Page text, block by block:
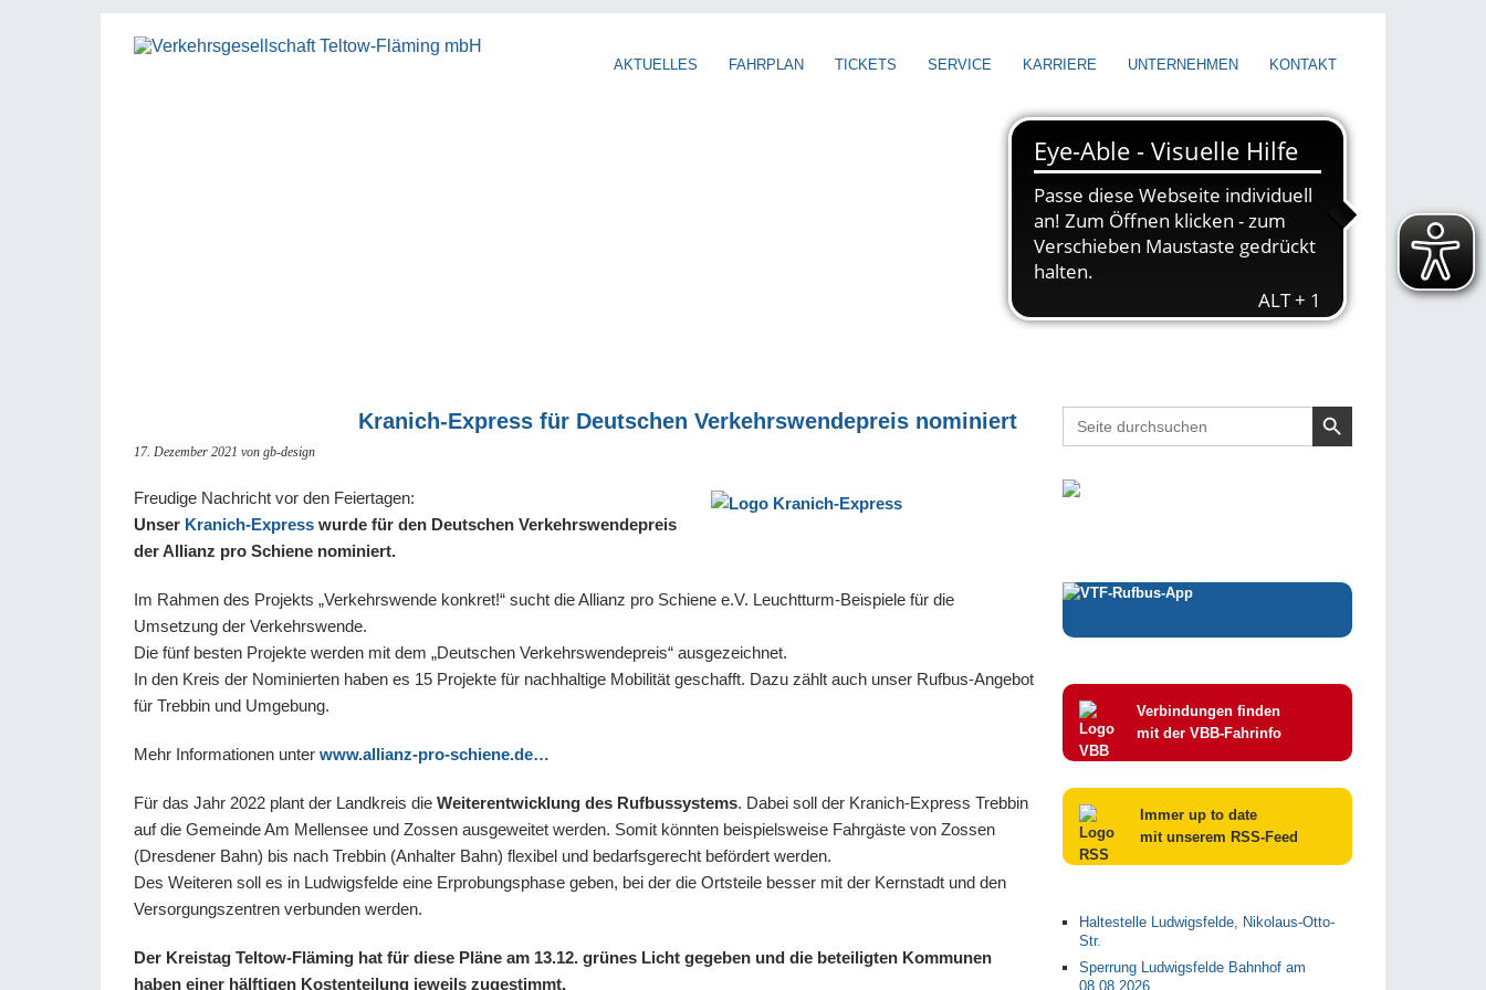
AKTUELLES FAHRPLAN TICKETS SERVICE KARRIERE UNTERNEHMEN KONTAKT
Kranich-Express für Deutschen Verkehrswendepreis nominiert
17. Dezember 2021 von gb-design
Freudige Nachricht vor den Feiertagen:
Unser Kranich-Express wurde für den Deutschen Verkehrswendepreis
der Allianz pro Schiene nominiert.
Im Rahmen des Projekts „Verkehrswende konkret!“ sucht die Allianz pro Schiene e.V. Leuchtturm-Beispiele für die
Umsetzung der Verkehrswende.
Die fünf besten Projekte werden mit dem „Deutschen Verkehrswendepreis“ ausgezeichnet.
In den Kreis der Nominierten haben es 15 Projekte für nachhaltige Mobilität geschafft. Dazu zählt auch unser Rufbus-Angebot
für Trebbin und Umgebung.
Mehr Informationen unter www.allianz-pro-schiene.de…
Für das Jahr 2022 plant der Landkreis die Weiterentwicklung des Rufbussystems. Dabei soll der Kranich-Express Trebbin
auf die Gemeinde Am Mellensee und Zossen ausgeweitet werden. Somit könnten beispielsweise Fahrgäste von Zossen
(Dresdener Bahn) bis nach Trebbin (Anhalter Bahn) flexibel und bedarfsgerecht befördert werden.
Des Weiteren soll es in Ludwigsfelde eine Erprobungsphase geben, bei der die Ortsteile besser mit der Kernstadt und den
Versorgungszentren verbunden werden.
Der Kreistag Teltow-Fläming hat für diese Pläne am 13.12. grünes Licht gegeben und die beteiligten Kommunen
haben einer hälftigen Kostenteilung jeweils zugestimmt.
Search
for:
Search Button
Verbindungen finden
mit der VBB-Fahrinfo
Immer up to date
mit unserem RSS-Feed
Haltestelle Ludwigsfelde, Nikolaus-Otto-
Str.
Sperrung Ludwigsfelde Bahnhof am
08.08.2026